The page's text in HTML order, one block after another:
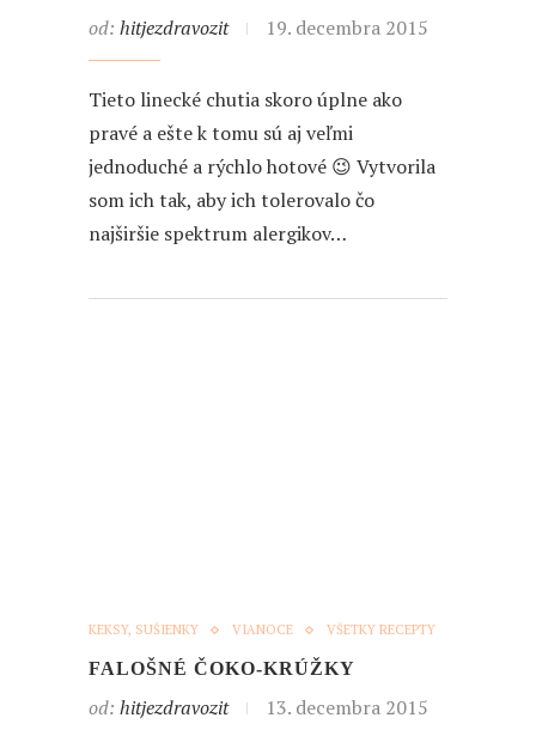
od: hitjezdravozit 19. decembra 2015
Tieto linecké chutia skoro úplne ako
pravé a ešte k tomu sú aj veľmi
jednoduché a rýchlo hotové 😉 Vytvorila
som ich tak, aby ich tolerovalo čo
najširšie spektrum alergikov…
KEKSY, SUŠIENKY VIANOCE VŠETKY RECEPTY
FALOŠNÉ ČOKO-KRÚŽKY
od: hitjezdravozit 13. decembra 2015